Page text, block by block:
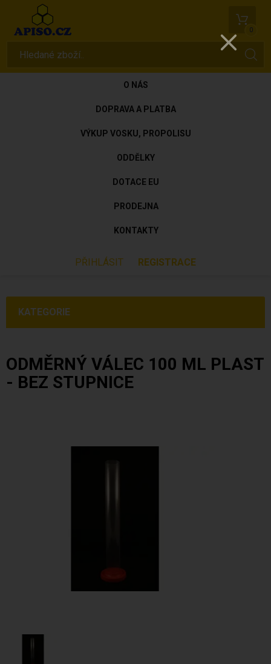
0
O NÁS
DOPRAVA A PLATBA
VÝKUP VOSKU, PROPOLISU
ODDĚLKY
DOTACE EU
PRODEJNA
KONTAKTY
PŘIHLÁSIT REGISTRACE
KATEGORIE
ODMĚRNÝ VÁLEC 100 ML PLAST
- BEZ STUPNICE